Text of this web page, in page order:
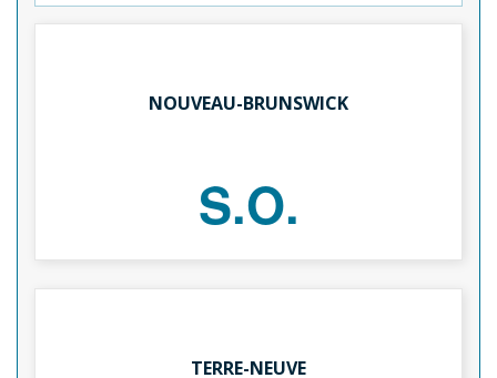
NOUVEAU-BRUNSWICK
S.O.
TERRE-NEUVE